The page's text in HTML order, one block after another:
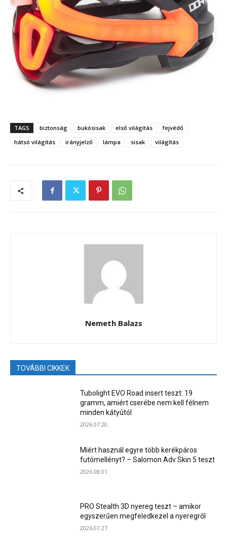
TAGS biztonság bukósisak első világítás
fejvédő
hátsó világítás
irányjelző lámpa sisak világítás
Nemeth Balazs
TOVÁBBI CIKKEK
Tubolight EVO Road insert teszt: 19
gramm, amiért cserébe nem kell félnem
minden kátyútól
2026.07.20.
Miért használ egyre több kerékpáros
futómellényt? – Salomon Adv Skin 5 teszt
2026.08.01.
PRO Stealth 3D nyereg teszt – amikor
egyszerűen megfeledkezel a nyeregről
2026.07.27.